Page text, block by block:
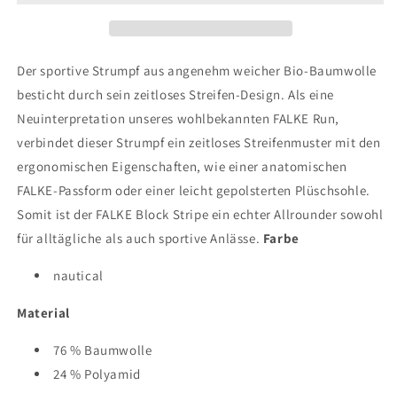
Der sportive Strumpf aus angenehm weicher Bio-Baumwolle
besticht durch sein zeitloses Streifen-Design. Als eine
Neuinterpretation unseres wohlbekannten FALKE Run,
verbindet dieser Strumpf ein zeitloses Streifenmuster mit den
ergonomischen Eigenschaften, wie einer anatomischen
FALKE-Passform oder einer leicht gepolsterten Plüschsohle.
Somit ist der FALKE Block Stripe ein echter Allrounder sowohl
für alltägliche als auch sportive Anlässe. Farbe
nautical
Material
76 % Baumwolle
24 % Polyamid